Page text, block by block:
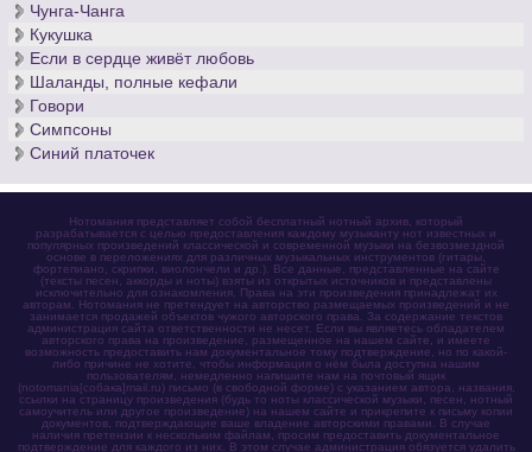
Чунга-Чанга
Кукушка
Если в сердце живёт любовь
Шаланды, полные кефали
Говори
Симпсоны
Синий платочек
Нотомания представляет собой бесплатный нотный архив, который
разрабатывается с целью предоставления каждому музыканту нот известных и
популярных произведений классической и современной музыки на безвозмездной
основе в переложениях для различных музыкальных инструментов (гитары,
фортепиано, скрипки, виолончели и др.). Все данные, представленные на сайте
(тексты песен, аккорды и ноты) взяты из открытых источников и представлены
исключительно для ознакомления. Права на эти произведения принадлежат их
авторам. Нотомания не претендует на авторство размещаемых произведений и не
занимается продажей объектов чужого авторского права. За содержание текстов
администрация сайта ответственности не несет. Если вы являетесь обладателем
авторского права на произведение, размещенное на нашем сайте, и имеете
возможность предоставить нам документальное тому подтверждение, но по какой-
либо причине не хотите, чтобы информация о нём была доступна нашим
пользователям, немедленно напишите нам на почтовый ящик
(notomania[собака]mail.ru) письмо (в свободной форме) с указанием автора, названия,
ссылки на страницу произведения (будь то ноты классической музыки, песен, нотный
самоучитель или другое произведение) на нашем сайте и прикрепите к письму копии
документов, подтверждающие ваше владение авторскими правами. В случае
наличия претензии к нескольким файлам, просим предоставить документальное
подтверждение для каждого из них. В этом случае администрация обязуется удалить